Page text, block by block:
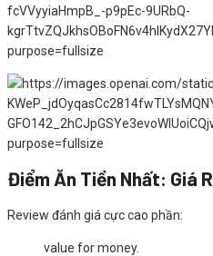
Điểm Ăn Tiền Nhất: Giá
Review đánh giá cực cao phần:
value for money.